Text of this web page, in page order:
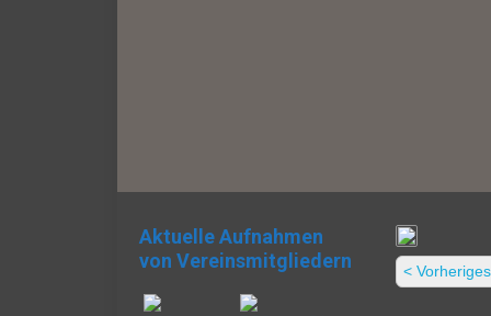
< Vorheriges
Aktuelle Aufnahmen
von Vereinsmitgliedern